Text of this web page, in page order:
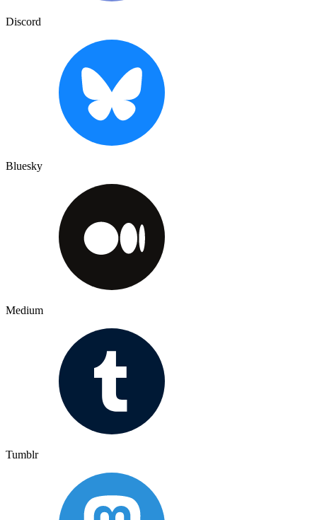
Discord
Bluesky
Medium
Tumblr